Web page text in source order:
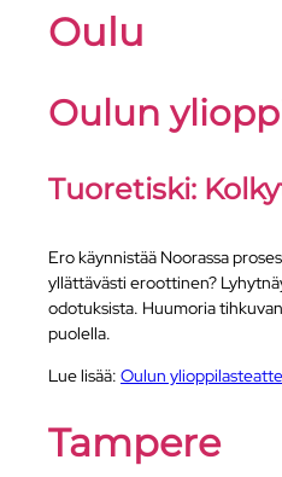
Oulu
Oulun
Tuoretiski:
Ero käynnistää Noorassa
yllättävästi eroottinen?
odotuksista. Huumoria
puolella.
Lue lisää: Oulun
Tampere